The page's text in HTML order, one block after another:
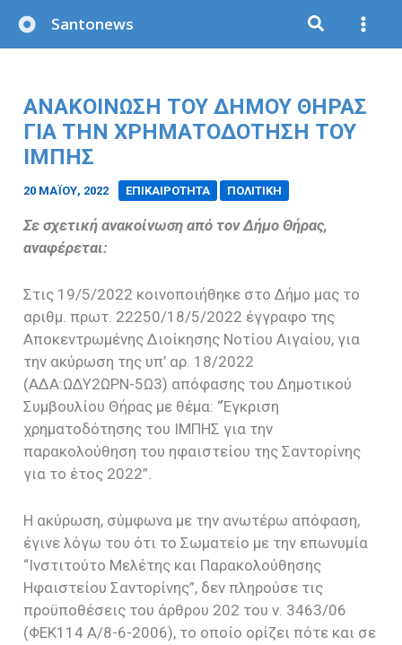
στο
Santonews
ΑΝΑΚΟΊΝΩΣΗ ΤΟΥ ΔΉΜΟΥ ΘΉΡΑΣ
ΓΙΑ ΤΗΝ ΧΡΗΜΑΤΟΔΌΤΗΣΗ ΤΟΥ
ΙΜΠΗΣ
20 ΜΑΪ́ΟΥ, 2022 ΕΠΙΚΑΙΡΟΤΗΤΑ ΠΟΛΙΤΙΚΗ
Σε σχετική ανακοίνωση από τον Δήμο Θήρας,
αναφέρεται:
Στις 19/5/2022 κοινοποιήθηκε στο Δήμο μας το
αριθμ. πρωτ. 22250/18/5/2022 έγγραφο της
Αποκεντρωμένης Διοίκησης Νοτίου Αιγαίου, για
την ακύρωση της υπ’ αρ. 18/2022
(ΑΔΑ:ΩΔΥ2ΩΡΝ-5Ω3) απόφασης του Δημοτικού
Συμβουλίου Θήρας με θέμα: “Έγκριση
χρηματοδότησης του ΙΜΠΗΣ για την
παρακολούθηση του ηφαιστείου της Σαντορίνης
για το έτος 2022”.
Η ακύρωση, σύμφωνα με την ανωτέρω απόφαση,
έγινε λόγω του ότι το Σωματείο με την επωνυμία
“Ινστιτούτο Μελέτης και Παρακολούθησης
Ηφαιστείου Σαντορίνης”, δεν πληρούσε τις
προϋποθέσεις του άρθρου 202 του ν. 3463/06
(ΦΕΚ114 Α/8-6-2006), το οποίο ορίζει πότε και σε